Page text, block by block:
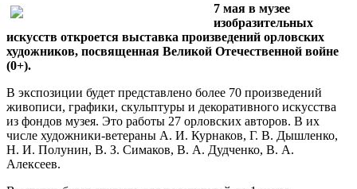
7 мая в музее
изобразительных
искусств откроется выставка произведений орловских
художников, посвященная Великой Отечественной войне
(0+).
В экспозиции будет представлено более 70 произведений
живописи, графики, скульптуры и декоративного искусства
из фондов музея. Это работы 27 орловских авторов. В их
числе художники-ветераны А. И. Курнаков, Г. В. Дышленко,
Н. И. Полунин, В. З. Симаков, В. А. Дудченко, В. А.
Алексеев.